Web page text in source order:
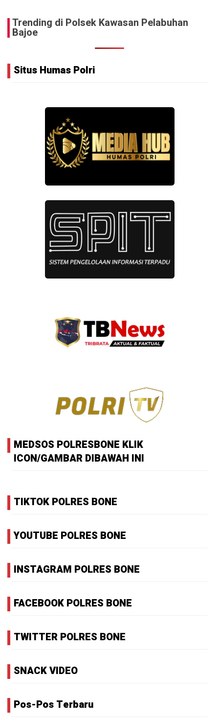
Trending di Polsek Kawasan Pelabuhan
Bajoe
Situs Humas Polri
MEDSOS POLRESBONE KLIK
ICON/GAMBAR DIBAWAH INI
TIKTOK POLRES BONE
YOUTUBE POLRES BONE
INSTAGRAM POLRES BONE
FACEBOOK POLRES BONE
TWITTER POLRES BONE
SNACK VIDEO
Pos-Pos Terbaru